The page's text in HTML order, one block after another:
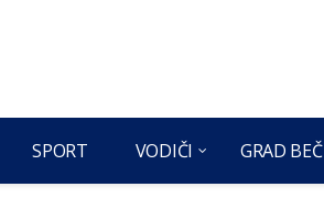
SPORT VODIČI GRAD BEČ